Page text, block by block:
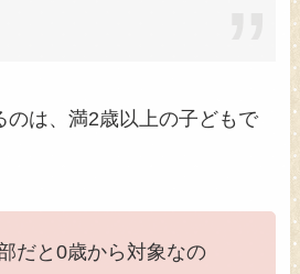
のは、満2歳以上の子どもで
だと0歳から対象なの